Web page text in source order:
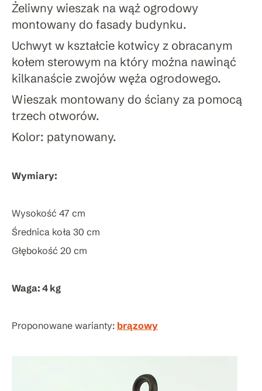
Żeliwny wieszak na wąż ogrodowy
montowany do fasady budynku.
Uchwyt w kształcie kotwicy z obracanym
kołem sterowym na który można nawinąć
kilkanaście zwojów węża ogrodowego.
Wieszak montowany do ściany za pomocą
trzech otworów.
Kolor: patynowany.
Wymiary:
Wysokość 47 cm
Średnica koła 30 cm
Głębokość 20 cm
Waga: 4 kg
Proponowane warianty: brązowy